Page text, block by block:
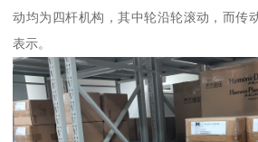
动均为四杆机构，其中轮沿轮滚动，而传
表示。